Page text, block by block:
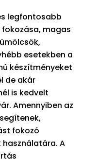
legfontosabb
magas
esetekben a
készítményeket
de akár
is kedvelt
Amennyiben az
fokozó
A